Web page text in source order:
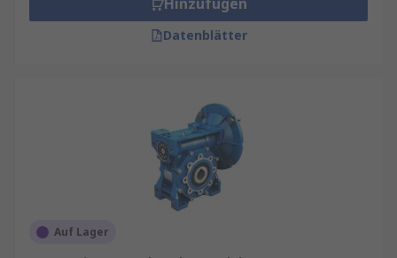
Qualitätsprodukte von Marken wie
Oriental Motor,Maxon
unserer hauseigenen professionellen Marke.
Informationen zur spätesten Bestelluhrzeit für
eine garantierte Lieferung am nächsten Werktag
sowie zum Mindestbestellwert für eine
kostenfreie Lieferung finden Sie auf der
Datenblätter
Auf Lager